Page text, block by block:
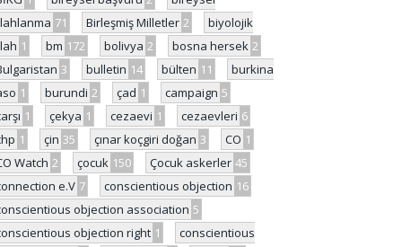
71 Birleşmiş Milletler 2
biyolojik
1 bm 172 bolivya 2 bosna hersek 2
3 bulletin 14 bülten 11
burkina
1 burundi 2 çad 1 campaign 5
1 çekya 1 cezaevi 1 cezaevleri 6
1 çin 35 çınar koçgiri doğan 3 CO 1
Watch 2 çocuk 150 Çocuk askerler 45
e.V 7 conscientious objection 16
objection association 5
objection right 1
conscientious